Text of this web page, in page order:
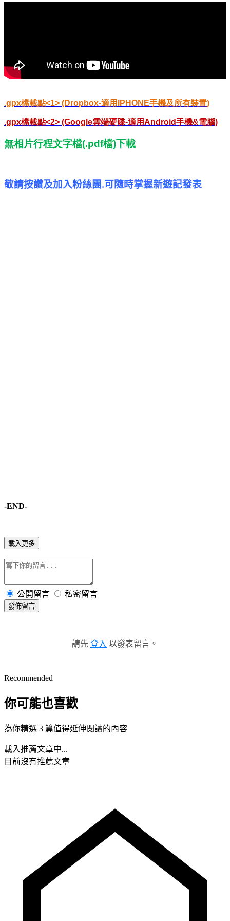
.gpx檔載點<1> (Dropbox-適用 IPHONE手機及所有裝置)
.gpx檔載點<2> (Google雲端硬碟-適用Android手機&電腦)
無相片行程文字檔(.pdf檔)下載
敬請按讚及加入粉絲團 .可隨時掌握新遊記發表
-END-
載入更多
公開留言 私密留言
發佈留言
請先 登入 以發表留言。
Recommended
你可能也喜歡
為你精選 3 篇值得延伸閱讀的內容
載入推薦文章中...
目前沒有推薦文章